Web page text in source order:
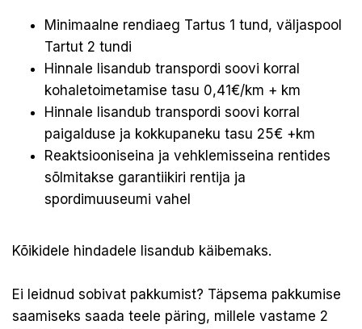
Minimaalne rendiaeg Tartus 1 tund, väljaspool
Tartut 2 tundi
Hinnale lisandub transpordi soovi korral
kohaletoimetamise tasu 0,41€/km + km
Hinnale lisandub transpordi soovi korral
paigalduse ja kokkupaneku tasu 25€ +km
Reaktsiooniseina ja vehklemisseina rentides
sõlmitakse garantiikiri rentija ja
spordimuuseumi vahel
Kõikidele hindadele lisandub käibemaks.
Ei leidnud sobivat pakkumist? Täpsema pakkumise
saamiseks saada teele päring, millele vastame 2